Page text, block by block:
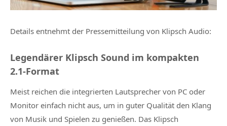
Details entnehmt der Pressemitteilung von Klipsch Audio:
Legendärer Klipsch Sound im kompakten
2.1-Format
Meist reichen die integrierten Lautsprecher von PC oder
Monitor einfach nicht aus, um in guter Qualität den Klang
von Musik und Spielen zu genießen. Das Klipsch